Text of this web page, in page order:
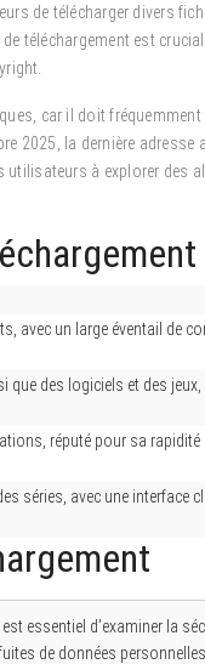
de télécharger divers
téléchargement est
car il doit
2025, la dernière adresse
utilisateurs à explorer des
avec un large éventail de
des logiciels et des jeux,
réputé pour sa
séries, avec une interface
essentiel d’examiner la
de données